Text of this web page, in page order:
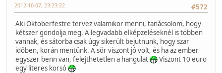
#572
2012-10-07, 23:23:22
Aki Oktoberfestre tervez valamikor menni, tanácsolom, hogy
kétszer gondolja meg. A legvadabb elképzeléseknél is többen
vannak, és sátorba csak úgy sikerült bejutnunk, hogy szar
időben, korán mentünk. A sör viszont jó volt, és ha az ember
egyszer benn van, felejthetetlen a hangulat
Viszont 10 euro
egy literes korsó